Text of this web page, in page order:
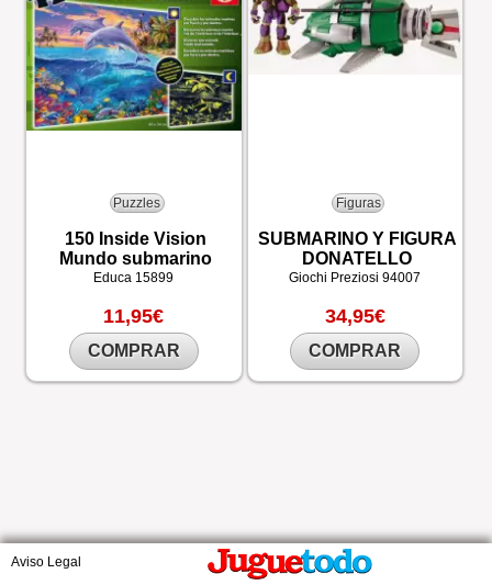
Puzzles
150 Inside Vision
Mundo submarino
Educa 15899
11,95€
COMPRAR
Figuras
SUBMARINO Y FIGURA
DONATELLO
Giochi Preziosi94007
34,95€
COMPRAR
Aviso Legal